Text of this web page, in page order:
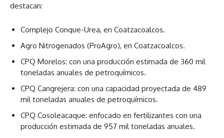
destacan:
Complejo Conque-Urea, en Coatzacoalcos.
Agro Nitrogenados (ProAgro), en Coatzacoalcos.
CPQ Morelos: con una producción estimada de 360 mil
toneladas anuales de petroquímicos.
CPQ Cangrejera: con una capacidad proyectada de 489
mil toneladas anuales de petroquímicos.
CPQ Cosoleacaque: enfocado en fertilizantes con una
producción estimada de 957 mil toneladas anuales.